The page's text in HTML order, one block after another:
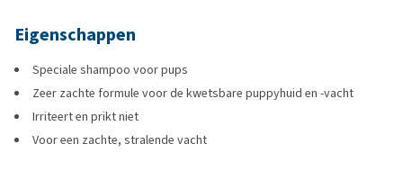
Eigenschappen
Speciale shampoo voor pups
Zeer zachte formule voor de kwetsbare puppyhuid en -vacht
Irriteert en prikt niet
Voor een zachte, stralende vacht